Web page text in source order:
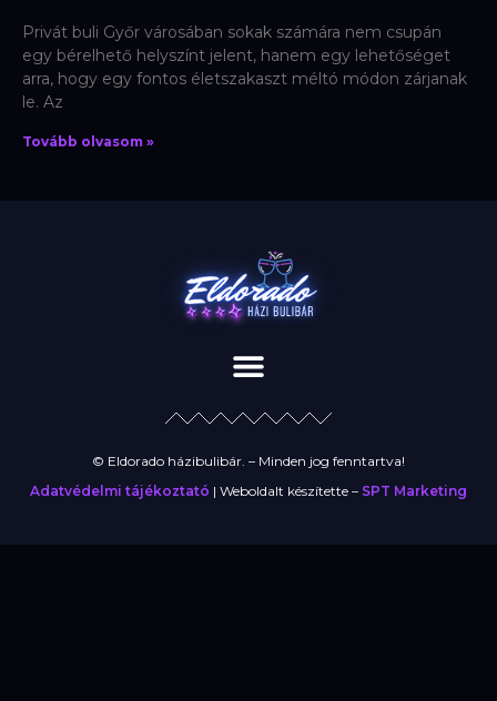
Privát buli Győr városában sokak számára nem csupán
egy bérelhető helyszínt jelent, hanem egy lehetőséget
arra, hogy egy fontos életszakaszt méltó módon zárjanak
le. Az
Tovább olvasom »
© Eldorado házibulibár. – Minden jog fenntartva!
Adatvédelmi tájékoztató | Weboldalt készítette – SPT Marketing